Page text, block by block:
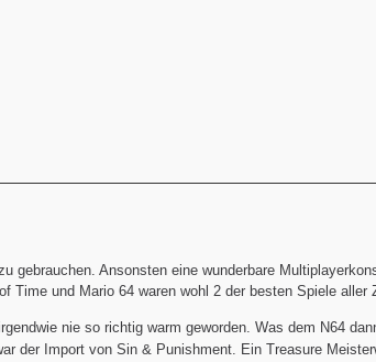
gebrauchen. Ansonsten eine wunderbare
Time und Mario 64 waren wohl 2 der besten Spiele aller
nie so richtig warm geworden. Was dem N64
der Import von Sin & Punishment. Ein Treasure